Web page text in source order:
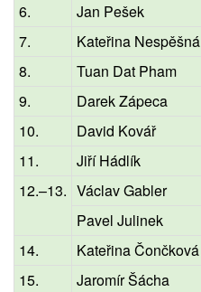
6.
Jan Pešek
7.
Kateřina Nespěšná
8.
Tuan Dat Pham
9.
Darek Zápeca
10.
David Kovář
11.
Jiří Hádlík
12.–13. Václav Gabler
Pavel Julinek
14.
Kateřina Čončková
15.
Jaromír Šácha